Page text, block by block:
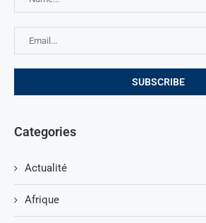
Categories
Actualité
Afrique